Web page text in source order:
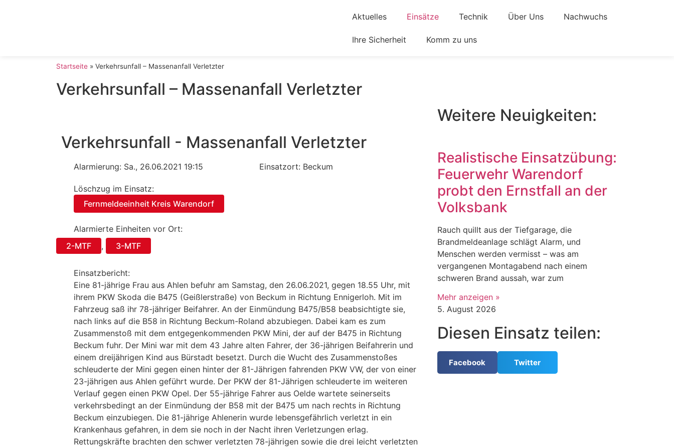
Aktuelles Einsätze Technik Über Uns Nachwuchs
Ihre Sicherheit Komm zu uns
Startseite » Verkehrsunfall – Massenanfall Verletzter
Verkehrsunfall – Massenanfall Verletzter
Verkehrsunfall - Massenanfall Verletzter
Alarmierung: Sa., 26.06.2021 19:15 Einsatzort: Beckum
Löschzug im Einsatz:
Fernmeldeeinheit Kreis Warendorf
Alarmierte Einheiten vor Ort:
2-MTF
, 3-MTF
Einsatzbericht:
Eine 81-jährige Frau aus Ahlen befuhr am Samstag, den 26.06.2021, gegen 18.55 Uhr, mit
ihrem PKW Skoda die B475 (Geißlerstraße) von Beckum in Richtung Ennigerloh. Mit im
Fahrzeug saß ihr 78-jähriger Beifahrer. An der Einmündung B475/B58 beabsichtigte sie,
nach links auf die B58 in Richtung Beckum-Roland abzubiegen. Dabei kam es zum
Zusammenstoß mit dem entgegenkommenden PKW Mini, der auf der B475 in Richtung
Beckum fuhr. Der Mini war mit dem 43 Jahre alten Fahrer, der 36-jährigen Beifahrerin und
einem dreijährigen Kind aus Bürstadt besetzt. Durch die Wucht des Zusammenstoßes
schleuderte der Mini gegen einen hinter der 81-Jährigen fahrenden PKW VW, der von einer
23-jährigen aus Ahlen geführt wurde. Der PKW der 81-Jährigen schleuderte im weiteren
Verlauf gegen einen PKW Opel. Der 55-jährige Fahrer aus Oelde wartete seinerseits
verkehrsbedingt an der Einmündung der B58 mit der B475 um nach rechts in Richtung
Beckum einzubiegen. Die 81-jährige Ahlenerin wurde lebensgefährlich verletzt in ein
Krankenhaus gefahren, in dem sie noch in der Nacht ihren Verletzungen erlag.
Rettungskräfte brachten den schwer verletzten 78-jährigen sowie die drei leicht verletzten
Weitere Neuigkeiten:
Realistische Einsatzübung:
Feuerwehr Warendorf
probt den Ernstfall an der
Volksbank
Rauch quillt aus der Tiefgarage, die
Brandmeldeanlage schlägt Alarm, und
Menschen werden vermisst – was am
vergangenen Montagabend nach einem
schweren Brand aussah, war zum
Mehr anzeigen »
5. August 2026
Diesen Einsatz teilen:
Facebook Twitter